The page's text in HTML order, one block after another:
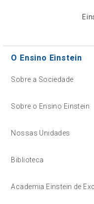
O Ensino Einstein
Sobre a Sociedade
Sobre o Ensino Einstein
Nossas Unidades
Biblioteca
Academia Einstein de